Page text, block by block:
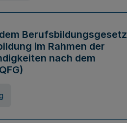
Berufsbildungsgesetz
im Rahmen der
nach dem